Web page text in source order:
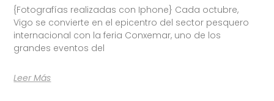
{Fotografías realizadas con Iphone} Cada octubre,
Vigo se convierte en el epicentro del sector pesquero
internacional con la feria Conxemar, uno de los
grandes eventos del
Leer Más